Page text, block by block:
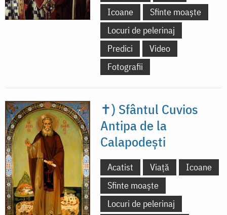
Icoane
Sfinte moaște
Locuri de pelerinaj
Predici
Video
Fotografii
✝) Sfântul Cuvios
Antipa de la
Calapodești
Acatist Viață
Icoane
Sfinte moaște
Locuri de pelerinaj